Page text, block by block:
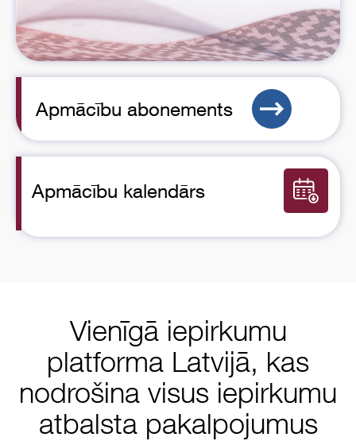
Apmācību abonements
Apmācību kalendārs
Vienīgā iepirkumu
platforma Latvijā, kas
nodrošina visus iepirkumu
atbalsta pakalpojumus